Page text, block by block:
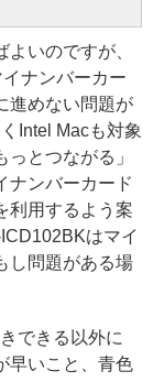
いのですが、
ナンバーカー
進めない問題が
Intel Macも対象
とつながる」
ナンバーカード
利用するよう案
はマイ
し問題がある場
できる以外に
早いこと、青色